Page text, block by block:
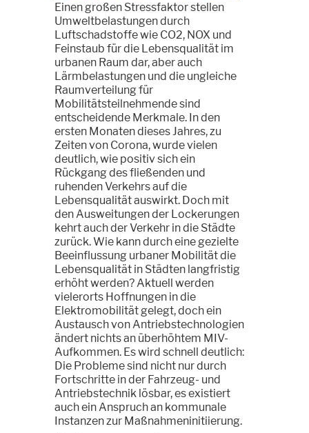
Einen großen Stressfaktor stellen
Umweltbelastungen durch
Luftschadstoffe wie CO2, NOX und
Feinstaub für die Lebensqualität im
urbanen Raum dar, aber auch
Lärmbelastungen und die ungleiche
Raumverteilung für
Mobilitätsteilnehmende sind
entscheidende Merkmale. In den
ersten Monaten dieses Jahres, zu
Zeiten von Corona, wurde vielen
deutlich, wie positiv sich ein
Rückgang des fließenden und
ruhenden Verkehrs auf die
Lebensqualität auswirkt. Doch mit
den Ausweitungen der Lockerungen
kehrt auch der Verkehr in die Städte
zurück. Wie kann durch eine gezielte
Beeinflussung urbaner Mobilität die
Lebensqualität in Städten langfristig
erhöht werden? Aktuell werden
vielerorts Hoffnungen in die
Elektromobilität gelegt, doch ein
Austausch von Antriebstechnologien
ändert nichts an überhöhtem MIV-
Aufkommen. Es wird schnell deutlich:
Die Probleme sind nicht nur durch
Fortschritte in der Fahrzeug- und
Antriebstechnik lösbar, es existiert
auch ein Anspruch an kommunale
Instanzen zur Maßnahmeninitiierung.